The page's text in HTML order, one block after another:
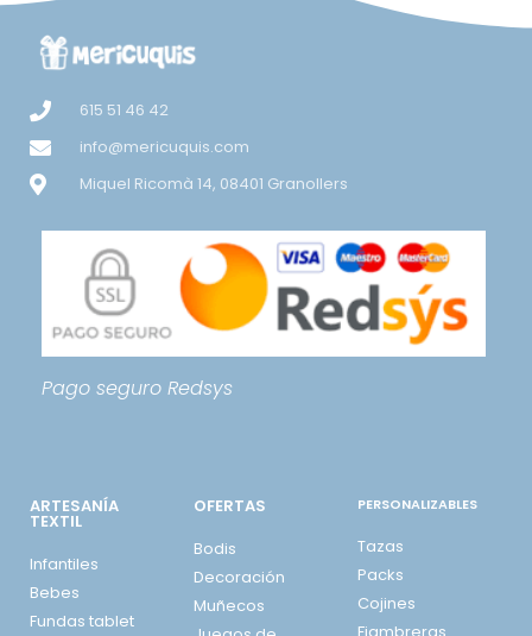
615 51 46 42
info@mericuquis.com
Miquel Ricomà 14, 08401 Granollers
Pago seguro Redsys
ARTESANÍA
TEXTIL
Infantiles
Bebes
Fundas tablet
OFERTAS
Bodis
Decoración
Muñecos
PERSONALIZABLES
Tazas
Packs
Cojines
Fiambreras